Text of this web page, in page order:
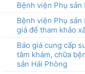
Bệnh viện Phụ sản
Bệnh viện Phụ
giá để tham khảo
Báo giá cung cấp
tâm khám, chữa
sản Hải Phòng